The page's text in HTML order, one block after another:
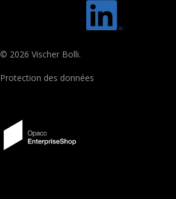
© 2026 Vischer Bolli.
Protection des données